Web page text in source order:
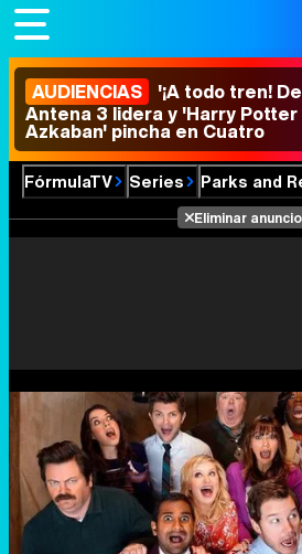
AUDIENCIAS '¡A todo tren!
Antena 3 lidera y 'Harry
Azkaban' pincha en Cuatro
FórmulaTV Series Parks and
Eliminar